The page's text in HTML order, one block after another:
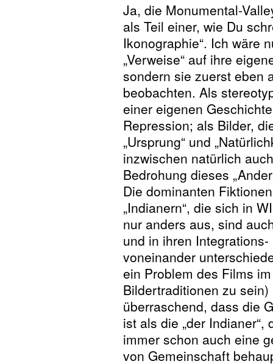
Ja, die Monumental-
als Teil einer, wie Du
Ikonographie“. Ich wäre
„Verweise“ auf ihre
sondern sie zuerst eben
beobachten. Als
einer eigenen
Repression; als Bilder,
„Ursprung“ und
inzwischen natürlich
Bedrohung dieses
Die dominanten
„Indianern“, die sich in
nur anders aus, sind
und in ihren
voneinander
ein Problem des Films
Bildertraditionen zu
überraschend, dass die
ist als die „der
immer schon auch eine
von Gemeinschaft